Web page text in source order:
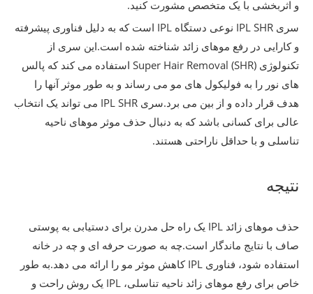
و اثربخشی با یک متخصص مشورت کنید.
سری IPL SHR نوعی دستگاه IPL است که به دلیل فناوری پیشرفته
و کارایی در رفع موهای زائد شناخته شده است.این سری از
تکنولوژی Super Hair Removal (SHR) استفاده می کند که پالس
های نور را به فولیکول های مو می رساند و به طور موثر آنها را
هدف قرار داده و از بین می برد.سری IPL SHR می تواند یک انتخاب
عالی برای کسانی باشد که به دنبال حذف موثر موهای ناحیه
تناسلی و با حداقل ناراحتی هستند.
نتیجه
حذف موهای زائد IPL یک راه حل مدرن برای دستیابی به پوستی
صاف با نتایج ماندگار است.چه به صورت حرفه ای و چه در خانه
استفاده شود، فناوری IPL کاهش موثر مو را ارائه می دهد.به طور
خاص برای رفع موهای زائد ناحیه تناسلی، IPL یک روش راحت و